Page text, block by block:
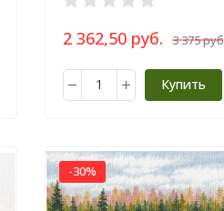
2 362,50 руб. 3 375 руб.
Купить
-30%